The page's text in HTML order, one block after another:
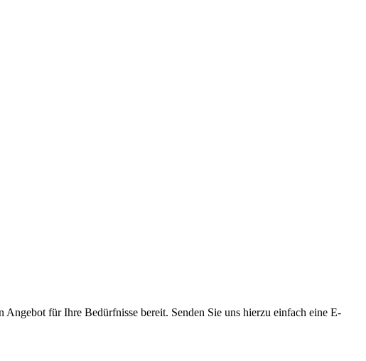
für Ihre Bedürfnisse bereit. Senden Sie uns hierzu einfach eine E-